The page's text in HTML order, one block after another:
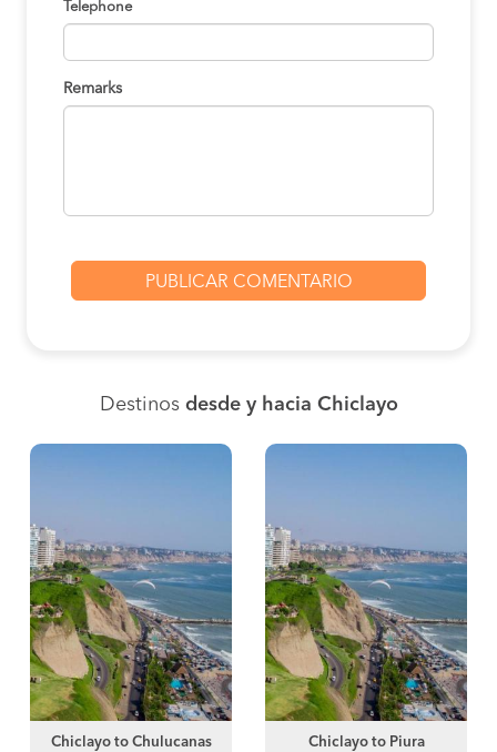
Telephone
Remarks
Destinos desde y hacia Chiclayo
Chiclayo to Chulucanas
Chiclayo to Piura